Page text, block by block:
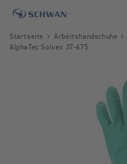
Startseite Arbeitshandschuhe
AlphaTec Solvex 37-675